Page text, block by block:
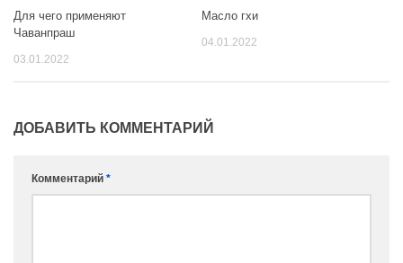
Для чего применяют
Чаванпраш
03.01.2022
Масло гхи
04.01.2022
ДОБАВИТЬ КОММЕНТАРИЙ
Комментарий *